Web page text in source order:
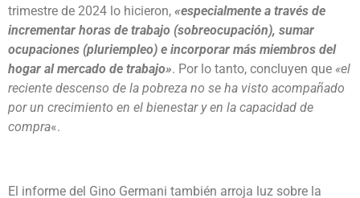
trimestre de 2024 lo hicieron, «especialmente a través de
incrementar horas de trabajo (sobreocupación), sumar
ocupaciones (pluriempleo) e incorporar más miembros del
hogar al mercado de trabajo». Por lo tanto, concluyen que «el
reciente descenso de la pobreza no se ha visto acompañado
por un crecimiento en el bienestar y en la capacidad de
compra«.
El informe del Gino Germani también arroja luz sobre la